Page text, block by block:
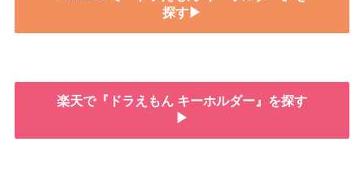
探す▶
楽天で『ドラえもん キーホルダー』を探す
▶